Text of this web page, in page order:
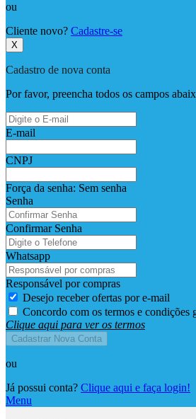
ou
Cliente novo? Cadastre-se
X
Cadastro de nova conta
Por favor, preencha todos os campos
E-mail
CNPJ
Força da senha: Sem senha
Senha
Confirmar Senha
Whatsapp
Responsável por compras
Desejo receber ofertas por e-mail
Concordo com os termos e condições
Clique aqui para ver os termos
Cadastrar Nova Conta
ou
Já possui conta? Clique aqui e faça login!
Menu